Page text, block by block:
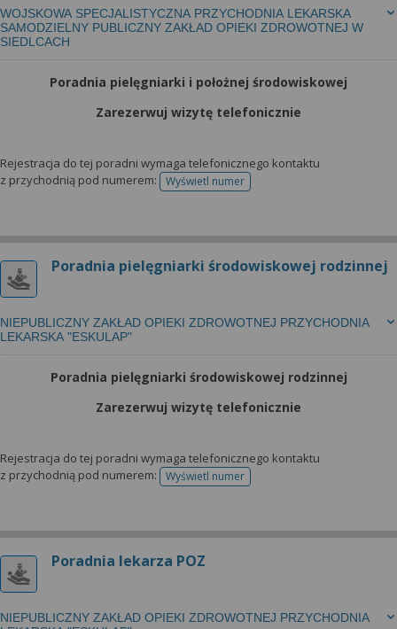
WOJSKOWA SPECJALISTYCZNA PRZYCHODNIA LEKARSKA
SAMODZIELNY PUBLICZNY ZAKŁAD OPIEKI ZDROWOTNEJ W
SIEDLCACH
Poradnia pielęgniarki i położnej środowiskowej
Zarezerwuj wizytę telefonicznie
Rejestracja do tej poradni wymaga telefonicznego kontaktu
z przychodnią pod numerem:
Wyświetl numertelefonu do rejestracji
Poradnia pielęgniarki środowiskowej rodzinnej
NIEPUBLICZNY ZAKŁAD OPIEKI ZDROWOTNEJ PRZYCHODNIA
LEKARSKA "ESKULAP"
Poradnia pielęgniarki środowiskowej rodzinnej
Zarezerwuj wizytę telefonicznie
Rejestracja do tej poradni wymaga telefonicznego kontaktu
z przychodnią pod numerem:
Wyświetl numertelefonu do rejestracji
Poradnia lekarza POZ
NIEPUBLICZNY ZAKŁAD OPIEKI ZDROWOTNEJ PRZYCHODNIA